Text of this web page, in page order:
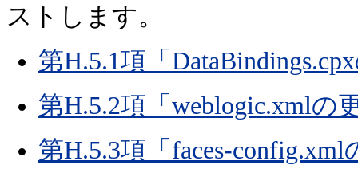
ストします。
第H.5.1項「
第H.5.2項「weblogic.xmlの
第H.5.3項「faces-config.xml